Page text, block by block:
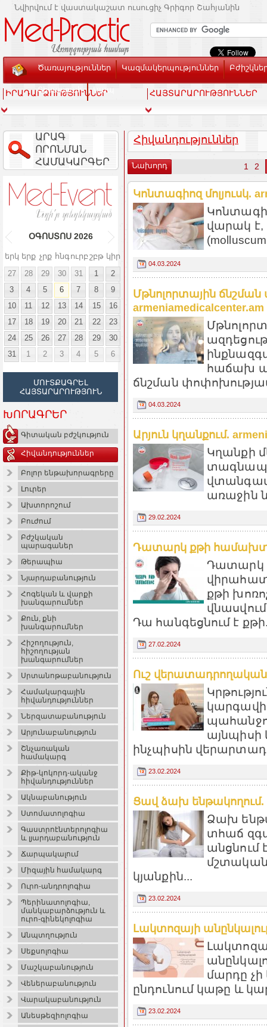
Նվիրվում է վաստակաշատ ուսուցիչ Գրիգոր Շահյանին
Ծառայություններ Կազմակերպություններ
Տեսասրահ Կապ
ԻՐԱԴԱՐՁՈՒԹՅՈՒՆՆԵՐ ՀԱՅՏԱՐԱՐՈՒԹՅՈՒՆՆԵՐ
ԱՐԱԳ
ՈՐՈՆՄԱՆ
ՀԱՄԱԿԱՐԳԵՐ
ՕԳՈՍՏՈՍ 2026
երկ երք չրք հնգուրբ շբթ կիր
27
28 29 30 31 1
2
3
4 5 6 7 8
9
10
11 12 13 14 15
16
17
18 19 20 21 22
23
24
25 26 27 28 29
30
31
1 2 3 4 5 6
ՄՈՒՏՔԱԳՐԵԼ
ՀԱՅՏԱՐԱՐՈՒԹՅՈՒՆ
ԽՈՐԱԳՐԵՐ
Գիտական բժշկություն
Հիվանդություններ
Բոլոր ենթախորագրերը
Լուրեր
Ախտորոշում
Բուժում
Բժշկական
պարագաներ
Թերապիա
Նյարդաբանություն
Հոգեկան և վարքի
խանգարումներ
Քուն, քնի
խանգարումներ
Հիշողություն,
հիշողության
խանգարումներ
Սրտանոթաբանություն
Համակարգային
հիվանդություններ
Ներզատաբանություն
Արյունաբանություն
Շնչառական
համակարգ
Քիթ-կոկորդ-ականջ
հիվանդություններ
Ակնաբանություն
Ստոմատոլոգիա
Գաստրոէնտերոլոգիա
և լյարդաբանություն
Ճարպակալում
Միզային համակարգ
Ուրո-անդրոլոգիա
Պերինատոլոգիա,
մանկաբարձություն և
ուրո-գինեկոլոգիա
Անպտղություն
Սեքսոլոգիա
Մաշկաբանություն
Վեներաբանություն
Վարակաբանություն
Անեսթեզիոլոգիա
Հիվանդություններ
Նախորդ 1 2
Կոնտագիոզ մոլյուսկ.
վարակ է,
04.03.2024
Մթնոլորտային ճնշման
armeniamedicalcenter.am
հաճախ
ճնշման
04.03.2024
Արյուն կղանքում.
Կղանքի
առաջին
29.02.2024
Դատարկ քթի
Դատարկ
քթի
Դա հանգեցնում է
27.02.2024
Ուշ վերատադրողական
այնպիսի
ինչպիսին
23.02.2024
Ցավ ձախ ենթակողում.
Ձախ
տհաճ
անցնում
մշտական
կյանքին...
23.02.2024
Լակտոզայի
մարդը
ընդունում կաթը և
23.02.2024